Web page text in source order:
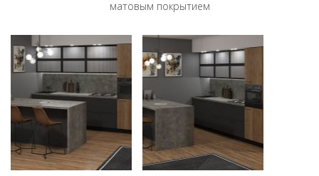
матовым покрытием